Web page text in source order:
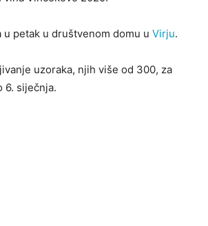
u petak u društvenom domu u Virju.
uzoraka, njih više od 300, za
6. siječnja.